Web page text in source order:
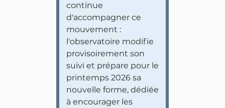
continue
d'accompagner ce
mouvement :
l'observatoire modifie
provisoirement son
suivi et prépare pour le
printemps 2026 sa
nouvelle forme, dédiée
à encourager les